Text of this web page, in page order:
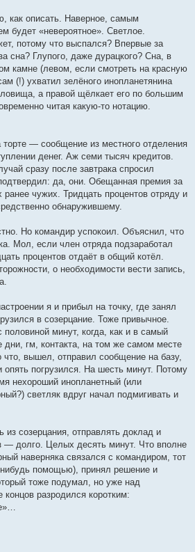
как описать. Наверное, самым
будет «невероятное». Светлое.
потому что выспался? Впервые за
сна? Глупого, даже дурацкого? Сна, в
камне (левом, если смотреть на красную
(!) ухватил зелёного инопланетянина
а правой щёлкает его по большим
читая какую-то нотацию.
торте — сообщение из местного отделения
денег. Аж семи тысяч кредитов.
сразу после завтрака спросил
да, они. Обещанная премия за
ранее чужих. Тридцать процентов отряду и
обнаружившему.
Но командир успокоил. Объяснил, что
Мол, если член отряда подзаработал
процентов отдаёт в общий котёл.
о необходимости вести запись,
я и прибыл на точку, где занял
в созерцание. Тоже привычное.
половиной минут, когда, как и в самый
гм, контакта, на том же самом месте
вышел, отправил сообщение на базу,
опять погрузился. На шесть минут. Потому
нехороший инопланетный (или
светляк вдруг начал подмигивать и
из созерцания, отправлять доклад и
— долго. Целых десять минут. Что вполне
наверняка связался с командиром, тот
помощью), принял решение и
тоже подумал, но уже над
разродился коротким: